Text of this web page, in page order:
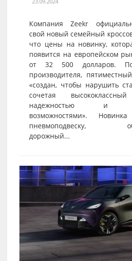
Компания Zeekr
свой новый семейный
что цены на новинку,
появится на европейском
от 32 500 долларов. По
производителя,
«создан, чтобы нарушить
сочетая
надежностью и
возможностями».
пневмоподвеску,
дорожный...